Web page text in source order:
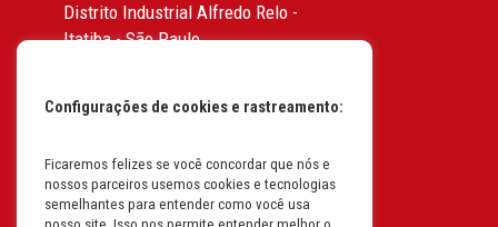
Distrito Industrial Alfredo Relo -
Itatiba - São Paulo
I.E: 382.096.357.1147
Filial: Av. Odila Chaves Rodrigues,
1277
Parque industrial RM - Condomínio
Configurações de cookies e rastreamento:
Ficaremos felizes se você concordar que nós e
nossos parceiros usemos cookies e tecnologias
semelhantes para entender como você usa